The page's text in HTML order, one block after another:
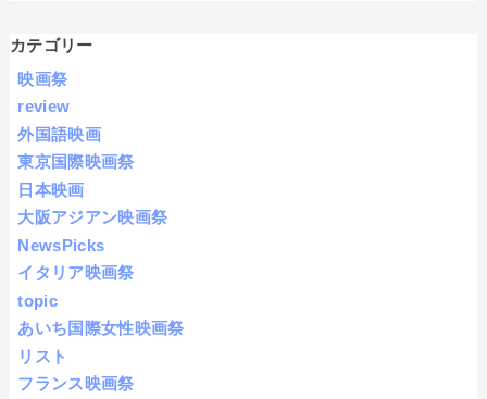
カテゴリー
映画祭
review
外国語映画
東京国際映画祭
日本映画
大阪アジアン映画祭
NewsPicks
イタリア映画祭
topic
あいち国際女性映画祭
リスト
フランス映画祭